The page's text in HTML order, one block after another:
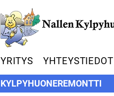
YRITYS YHTEYSTIEDOT
KYLPYHUONEREMONTTI